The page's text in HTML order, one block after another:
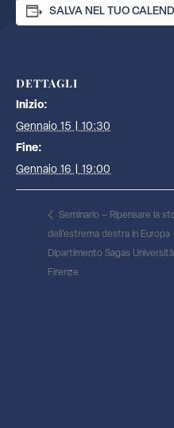
SALVA NEL TUO
DETTAGLI
Inizio:
Gennaio 15 | 10:30
Fine:
Gennaio 16 | 19:00
Seminario – Ripensare la
dell’estrema destra in Europa
Dipartimento Sagas Università
Firenze